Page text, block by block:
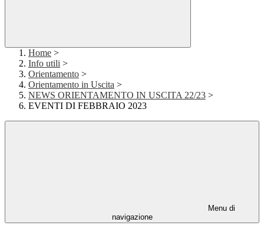
Home >
Info utili >
Orientamento >
Orientamento in Uscita >
NEWS ORIENTAMENTO IN USCITA 22/23 >
EVENTI DI FEBBRAIO 2023
Menu di
navigazione